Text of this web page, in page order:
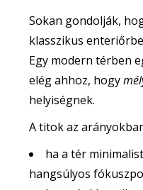
Sokan gondolják,
klasszikus
Egy modern térben
elég ahhoz, hogy
helyiségnek.
A titok az
ha a tér
hangsúlyos